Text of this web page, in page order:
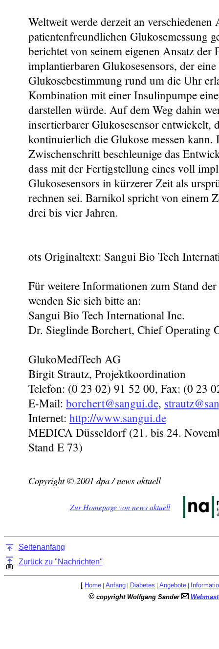
Weltweit werde derzeit an verschiedenen
patientenfreundlichen Glukosemessung
berichtet von seinem eigenen Ansatz der
implantierbaren Glukosesensors, der
Glukosebestimmung rund um die Uhr
Kombination mit einer Insulinpumpe
darstellen würde. Auf dem Weg dahin
insertierbarer Glukosesensor entwickelt,
kontinuierlich die Glukose messen kann.
Zwischenschritt beschleunige das
dass mit der Fertigstellung eines voll
Glukosesensors in kürzerer Zeit als
rechnen sei. Barnikol spricht von einem
drei bis vier Jahren.
ots Originaltext: Sangui Bio Tech
Für weitere Informationen zum Stand
wenden Sie sich bitte an:
Sangui Bio Tech International Inc.
Dr. Sieglinde Borchert, Chief Operating
GlukoMediTech AG
Birgit Strautz, Projektkoordination
Telefon: (0 23 02) 91 52 00, Fax: (0 23
E-Mail: borchert@sangui.de,
Internet: http://www.sangui.de
MEDICA Düsseldorf (21. bis 24.
Stand E 73)
Copyright © 2001 dpa / news aktuell
Zur Homepage von news aktuell
Seitenanfang
Zurück zu "Nachrichten"
[ Home | Anfang | Diabetes | Angebote |
©copyright Wolfgang Sander